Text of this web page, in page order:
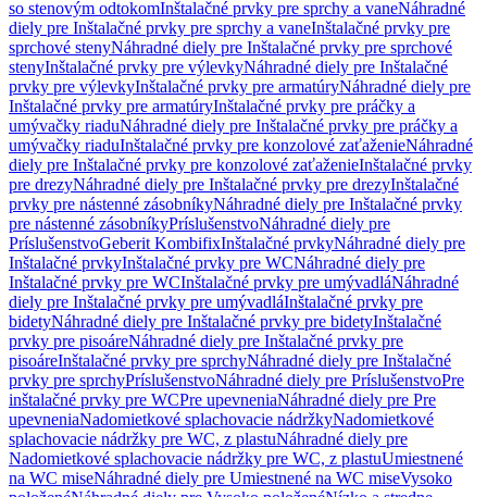
so stenovým odtokomInštalačné prvky pre sprchy a vaneNáhradné
diely pre Inštalačné prvky pre sprchy a vaneInštalačné prvky pre
sprchové stenyNáhradné diely pre Inštalačné prvky pre sprchové
stenyInštalačné prvky pre výlevkyNáhradné diely pre Inštalačné
prvky pre výlevkyInštalačné prvky pre armatúryNáhradné diely pre
Inštalačné prvky pre armatúryInštalačné prvky pre práčky a
umývačky riaduNáhradné diely pre Inštalačné prvky pre práčky a
umývačky riaduInštalačné prvky pre konzolové zaťaženieNáhradné
diely pre Inštalačné prvky pre konzolové zaťaženieInštalačné prvky
pre drezyNáhradné diely pre Inštalačné prvky pre drezyInštalačné
prvky pre nástenné zásobníkyNáhradné diely pre Inštalačné prvky
pre nástenné zásobníkyPríslušenstvoNáhradné diely pre
PríslušenstvoGeberit KombifixInštalačné prvkyNáhradné diely pre
Inštalačné prvkyInštalačné prvky pre WCNáhradné diely pre
Inštalačné prvky pre WCInštalačné prvky pre umývadláNáhradné
diely pre Inštalačné prvky pre umývadláInštalačné prvky pre
bidetyNáhradné diely pre Inštalačné prvky pre bidetyInštalačné
prvky pre pisoáreNáhradné diely pre Inštalačné prvky pre
pisoáreInštalačné prvky pre sprchyNáhradné diely pre Inštalačné
prvky pre sprchyPríslušenstvoNáhradné diely pre PríslušenstvoPre
inštalačné prvky pre WCPre upevneniaNáhradné diely pre Pre
upevneniaNadomietkové splachovacie nádržkyNadomietkové
splachovacie nádržky pre WC, z plastuNáhradné diely pre
Nadomietkové splachovacie nádržky pre WC, z plastuUmiestnené
na WC miseNáhradné diely pre Umiestnené na WC miseVysoko